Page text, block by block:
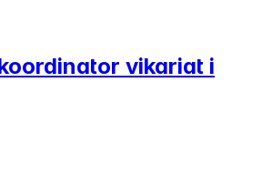
vikariat i